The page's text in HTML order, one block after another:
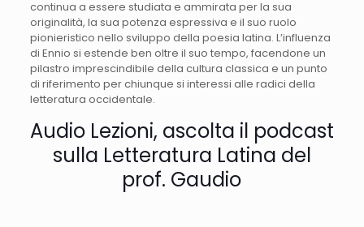
continua a essere studiata e ammirata per la sua
originalità, la sua potenza espressiva e il suo ruolo
pionieristico nello sviluppo della poesia latina. L’influenza
di Ennio si estende ben oltre il suo tempo, facendone un
pilastro imprescindibile della cultura classica e un punto
di riferimento per chiunque si interessi alle radici della
letteratura occidentale.
Audio Lezioni, ascolta il podcast
sulla Letteratura Latina del
prof. Gaudio